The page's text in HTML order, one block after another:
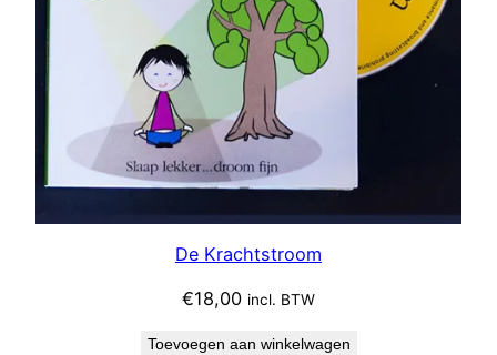
De Krachtstroom
€18,00 incl. BTW
Toevoegen aan winkelwagen